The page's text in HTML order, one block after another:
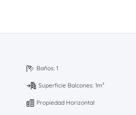
Baños: 1
Superficie Balcones: 1m²
Propiedad Horizontal